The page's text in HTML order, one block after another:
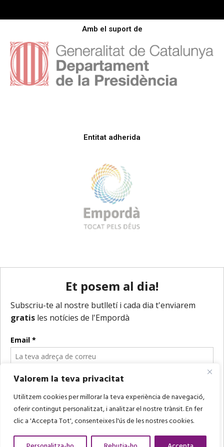
Valorem la teva privacitat
Utilitzem cookies per millorar la teva experiència de navegació,
oferir contingut personalitzat, i analitzar el nostre trànsit. En fer
clic a 'Accepta Tot', consenteixes l'ús de les nostres cookies.
Amb el suport de
Entitat adherida